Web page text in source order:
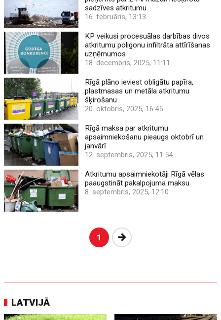
sadzīves atkritumu
16. februāris, 13:13
KP veikusi procesuālas darbības divos
atkritumu poligonu infiltrāta attīrīšanas
uzņēmumos
18. decembris, 2025, 11:11
Rīgā plāno ieviest obligātu papīra,
plastmasas un metāla atkritumu
šķirošanu
20. oktobris, 2025, 16:45
Rīgā maksa par atkritumu
apsaimniekošanu pieaugs oktobrī un
janvārī
12. septembris, 2025, 11:54
Atkritumu apsaimniekotāji Rīgā vēlas
paaugstināt pakalpojuma maksu
8. septembris, 2025, 12:10
1 Nākošā
LATVIJĀ